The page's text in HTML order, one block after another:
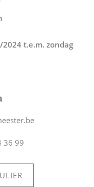
t.e.m. zondag
36 99